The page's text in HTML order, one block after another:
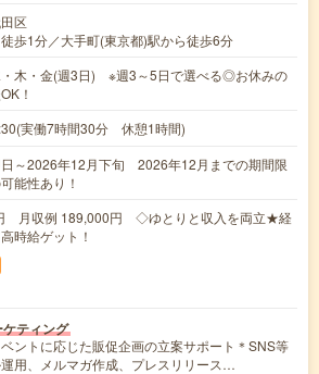
区
歩1分／大手町(東京都)駅から徒歩6分
・木・金(週3日) ※週3～5日で選べる◎お休みの
！
実働7時間30分 休憩1時間)
日～2026年12月下旬 2026年12月までの期間限
能性あり！
月収例 189,000円 ◇ゆとりと収入を両立★経
時給ゲット！
ティング
ントに応じた販促企画の立案サポート＊SNS等
用、メルマガ作成、プレスリリース…